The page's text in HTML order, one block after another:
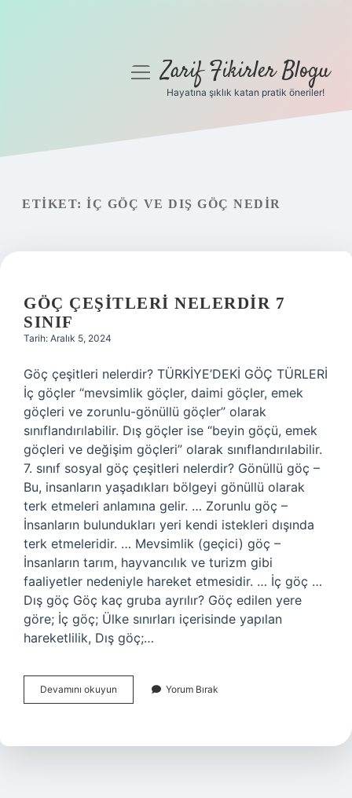
Gizlilik Politikası
menüyüZarif Fikirler Blogu
Hayatına şıklık katan pratik öneriler!
ETIKET: İÇ GÖÇ VE DIŞ GÖÇ NEDIR
GÖÇ ÇEŞITLERI NELERDIR 7
SINIF
Tarih: Aralık 5, 2024
Göç çeşitleri nelerdir? TÜRKİYE’DEKİ GÖÇ TÜRLERİ
İç göçler “mevsimlik göçler, daimi göçler, emek
göçleri ve zorunlu-gönüllü göçler” olarak
sınıflandırılabilir. Dış göçler ise “beyin göçü, emek
göçleri ve değişim göçleri” olarak sınıflandırılabilir.
7. sınıf sosyal göç çeşitleri nelerdir? Gönüllü göç –
Bu, insanların yaşadıkları bölgeyi gönüllü olarak
terk etmeleri anlamına gelir. … Zorunlu göç –
İnsanların bulundukları yeri kendi istekleri dışında
terk etmeleridir. … Mevsimlik (geçici) göç –
İnsanların tarım, hayvancılık ve turizm gibi
faaliyetler nedeniyle hareket etmesidir. … İç göç …
Dış göç Göç kaç gruba ayrılır? Göç edilen yere
göre; İç göç; Ülke sınırları içerisinde yapılan
hareketlilik, Dış göç;…
Devamını okuyun
Çeşitleri
Sınıf
Yorum Bırak